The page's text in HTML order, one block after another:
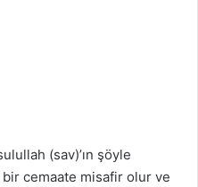
(sav)’ın şöyle
cemaate misafir olur ve